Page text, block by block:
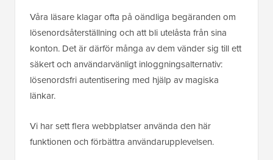
Våra läsare klagar ofta på oändliga begäranden om
lösenordsåterställning och att bli utelåsta från sina
konton. Det är därför många av dem vänder sig till ett
säkert och användarvänligt inloggningsalternativ:
lösenordsfri autentisering med hjälp av magiska
länkar.
Vi har sett flera webbplatser använda den här
funktionen och förbättra användarupplevelsen.